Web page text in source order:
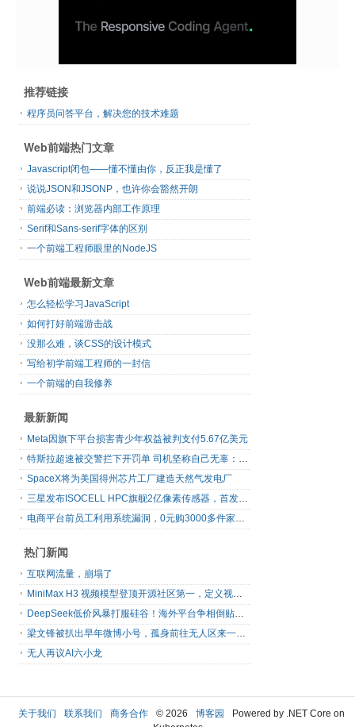
推荐链接
程序员问答平台，解决您的技术难题
Web前端热门文章
Javascript闭包——懂不懂由你，反正我是懂了
说说JSON和JSONP，也许你会豁然开朗
前端必读：浏览器内部工作原理
Serif和Sans-serif字体的区别
一个前端工程师眼里的NodeJS
Web前端最新文章
怎么轻松学习JavaScript
如何打好前端游击战
没那么难，谈CSS的设计模式
写给初学前端工程师的一封信
一个前端的自我修养
最新新闻
Meta因旗下平台损害青少年权益被判支付5.67亿美元
特斯拉超速被交警拦下开罚单 司机坚称自己无辜：是FSD自动驾驶开的车
SpaceX将为美国得州芯片工厂建造天然气发电厂
三星发布ISOCELL HPC旗舰2亿像素传感器，首发16-bit RAW输出
电商平台前员工利用系统漏洞，0元购3000多件家电！
热门新闻
互联网流量，崩塌了
MiniMax H3 视频模型登顶开源社区第一，定义视频模型领域“斩杀线”
DeepSeek低价风暴打服硅谷！海外平台争相倒贴V4 Flash
梁文锋被扒出早年微博小号，孤身前往无人区来一场相当 deep 的 seek 旅行
无人再议AI六小龙
关于我们 联系我们 商务合作 © 2026 博客园
Powered by .NET Core on